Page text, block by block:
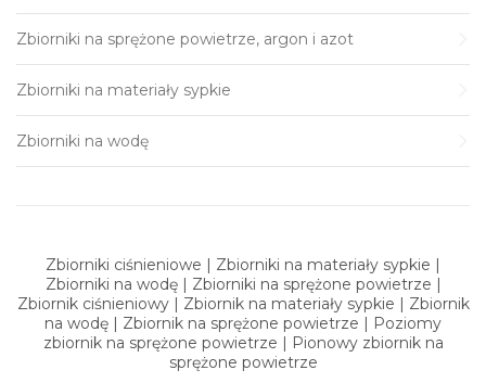
Zbiorniki na sprężone powietrze, argon i azot
Zbiorniki na materiały sypkie
Zbiorniki na wodę
Zbiorniki ciśnieniowe | Zbiorniki na materiały sypkie |
Zbiorniki na wodę | Zbiorniki na sprężone powietrze |
Zbiornik ciśnieniowy | Zbiornik na materiały sypkie | Zbiornik
na wodę | Zbiornik na sprężone powietrze | Poziomy
zbiornik na sprężone powietrze | Pionowy zbiornik na
sprężone powietrze